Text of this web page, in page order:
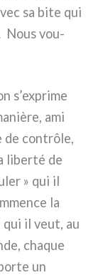
sa bite qui
Nous vou­
s’exprime
ami
de con­trô­le,
liber­té de
» qui il
la
il veut, au
cha­que
un